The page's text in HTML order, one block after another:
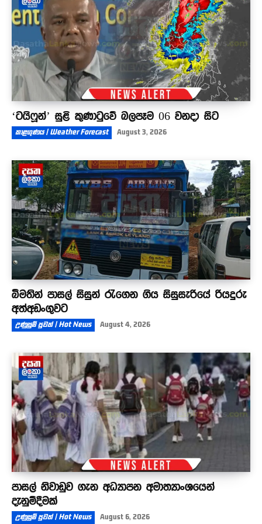
‘ටයිෆූන්’ සුළි කුණාටුවේ බලපෑම 06 වනදා සිට
කාළගුණය | Weather Forecast August 3, 2026
බීමතින් පාසල් සිසුන් රැගෙන ගිය සිසුසැරියේ රියදුරු
අත්අඩංගුවට
උණුසුම් පුවත් | Hot News August 4, 2026
පාසල් නිවාඩුව ගැන අධ්‍යාපන අමාත්‍යාංශයෙන්
දැනුම්දීමක්
උණුසුම් පුවත් | Hot News August 6, 2026